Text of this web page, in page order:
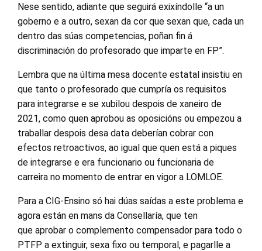
Nese sentido, adiante que seguirá exixíndolle “a un
goberno e a outro, sexan da cor que sexan que, cada un
dentro das súas competencias, poñan fin á
discriminación do profesorado que imparte en FP”.
Lembra que na última mesa docente estatal insistiu en
que tanto o profesorado que cumpría os requisitos
para integrarse e se xubilou despois de xaneiro de
2021, como quen aprobou as oposicións ou empezou a
traballar despois desa data deberían cobrar con
efectos retroactivos, ao igual que quen está a piques
de integrarse e era funcionario ou funcionaria de
carreira no momento de entrar en vigor a LOMLOE.
Para a CIG-Ensino só hai dúas saídas a este problema e
agora están en mans da Consellaría, que ten
que aprobar o complemento compensador para todo o
PTFP a extinguir, sexa fixo ou temporal, e pagarlle a